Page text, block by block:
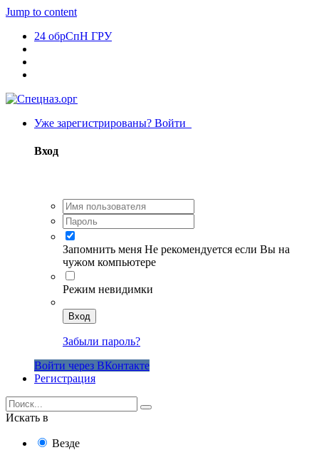
Jump to content
24 обрСпН ГРУ
Уже зарегистрированы? Войти
Вход
Запомнить меня Не рекомендуется если Вы на
чужом компьютере
Режим невидимки
Вход
Забыли пароль?
Войти через ВКонтакте
Регистрация
Искать в
Везде